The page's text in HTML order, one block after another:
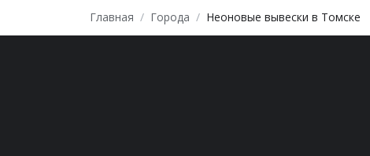
Главная Города Неоновые вывески в Томске